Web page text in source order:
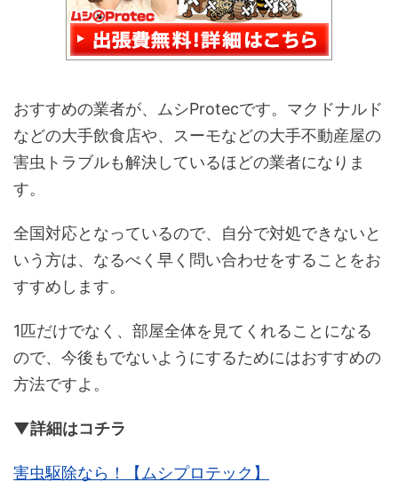
おすすめの業者が、ムシProtecです。マクドナルド
などの大手飲食店や、スーモなどの大手不動産屋の
害虫トラブルも解決しているほどの業者になりま
す。
全国対応となっているので、自分で対処できないと
いう方は、なるべく早く問い合わせをすることをお
すすめします。
1匹だけでなく、部屋全体を見てくれることになる
ので、今後もでないようにするためにはおすすめの
方法ですよ。
▼詳細はコチラ
害虫駆除なら！【ムシプロテック】